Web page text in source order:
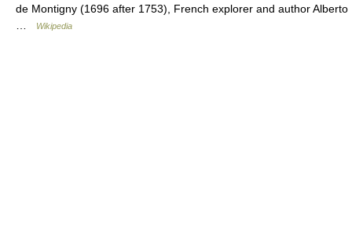
de Montigny (1696 after 1753), French explorer and author Alberto
Wikipedia